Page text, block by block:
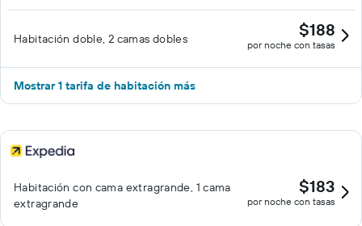
Habitación doble, 2 camas dobles $188
por noche con tasas
Mostrar 1 tarifa de habitación más
Habitación con cama extragrande, 1 cama
extragrande
$183
por noche con tasas